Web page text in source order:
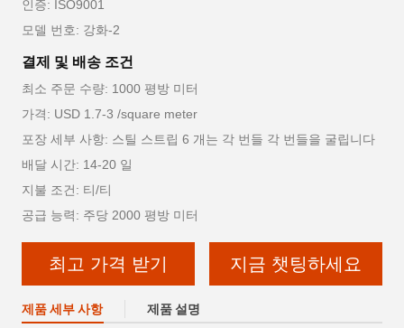
인증: ISO9001
모델 번호: 강화-2
결제 및 배송 조건
최소 주문 수량: 1000 평방 미터
가격: USD 1.7-3 /square meter
포장 세부 사항: 스틸 스트립 6 개는 각 번들 각 번들을 굴립니다
배달 시간: 14-20 일
지불 조건: 티/티
공급 능력: 주당 2000 평방 미터
최고 가격 받기 지금 챗팅하세요
제품 세부 사항 제품 설명